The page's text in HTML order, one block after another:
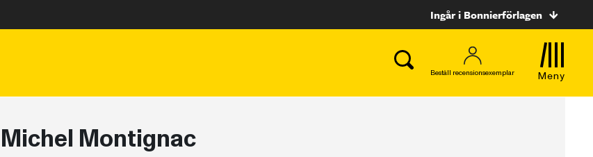
Ingår i Bonnierförlagen
Beställ recensionsexemplar Meny
Michel Montignac